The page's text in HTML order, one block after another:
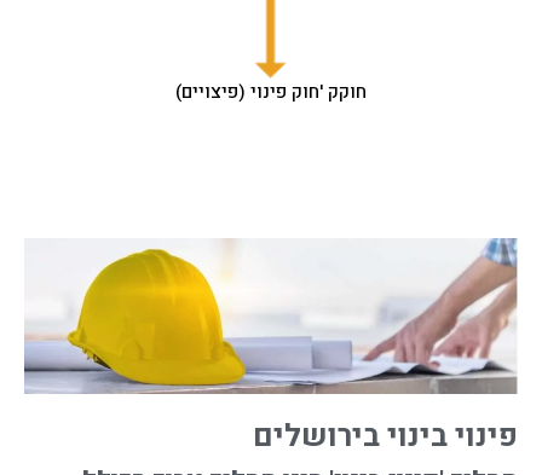
חוקק 'חוק פינוי (פיצויים)
פינוי בינוי בירושלים